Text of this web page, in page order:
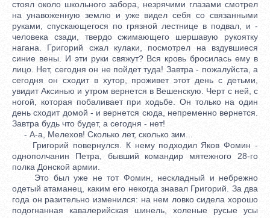
стоял около школьного забора, незрячими глазами смотрел
на унавоженную землю и уже видел себя со связанными
руками, спускающегося по грязной лестнице в подвал, и -
человека сзади, твердо сжимающего шершавую рукоятку
нагана. Григорий сжал кулаки, посмотрел на вздувшиеся
синие вены. И эти руки свяжут? Вся кровь бросилась ему в
лицо. Нет, сегодня он не пойдет туда! Завтра - пожалуйста, а
сегодня он сходит в хутор, проживет этот день с детьми,
увидит Аксинью и утром вернется в Вешенскую. Черт с ней, с
ногой, которая побаливает при ходьбе. Он только на один
день сходит домой - и вернется сюда, непременно вернется.
Завтра будь что будет, а сегодня - нет!
- А-а, Мелехов! Сколько лет, сколько зим...
Григорий повернулся. К нему подходил Яков Фомин -
однополчанин Петра, бывший командир мятежного 28-го
полка Донской армии.
Это был уже не тот Фомин, нескладный и небрежно
одетый атаманец, каким его некогда знавал Григорий. За два
года он разительно изменился: на нем ловко сидела хорошо
подогнанная кавалерийская шинель, холеные русые усы